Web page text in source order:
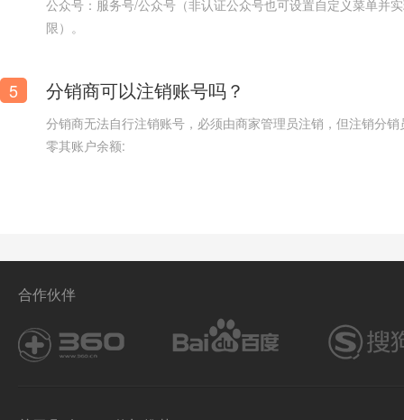
公众号：服务号/公众号（非认证公众号也可设置自定义菜单并
限）。
5 分销商可以注销账号吗？
分销商无法自行注销账号，必须由商家管理员注销，但注销分销
零其账户余额:
合作伙伴